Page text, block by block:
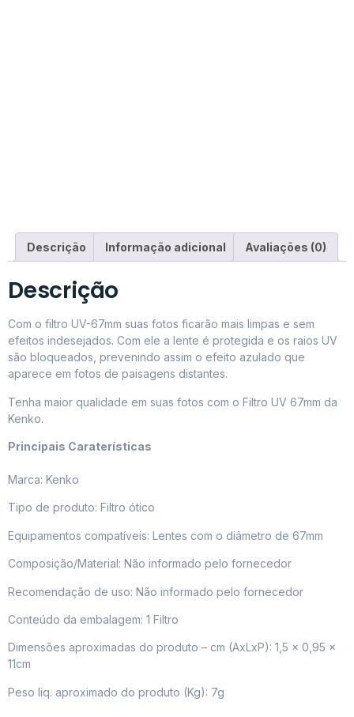
Descrição Informação adicional Avaliações (0)
Descrição
Com o filtro UV-67mm suas fotos ficarão mais limpas e sem
efeitos indesejados. Com ele a lente é protegida e os raios UV
são bloqueados, prevenindo assim o efeito azulado que
aparece em fotos de paisagens distantes.
Tenha maior qualidade em suas fotos com o Filtro UV 67mm da
Kenko.
Principais Caraterísticas
Marca: Kenko
Tipo de produto: Filtro ótico
Equipamentos compatíveis: Lentes com o diâmetro de 67mm
Composição/Material: Não informado pelo fornecedor
Recomendação de uso: Não informado pelo fornecedor
Conteúdo da embalagem: 1 Filtro
Dimensões aproximadas do produto – cm (AxLxP): 1,5 x 0,95 x
11cm
Peso liq. aproximado do produto (Kg): 7g